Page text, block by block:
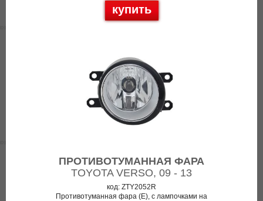
купить
ПРОТИВОТУМАННАЯ ФАРА
TOYOTA VERSO, 09 - 13
код: ZTY2052R
Противотуманная фара (E), с лампочками на